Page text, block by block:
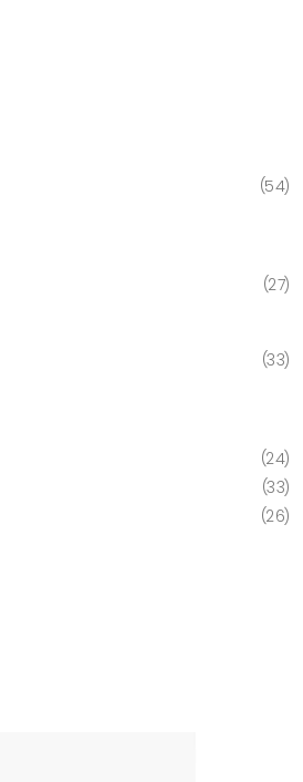
54
27
33
24
33
26